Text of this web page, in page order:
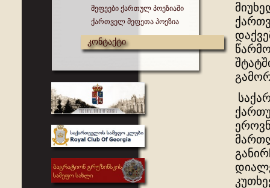
მეფეები ქართულ პოეზიაში
ქართველ მეფეთა პოეზია
კონტაქტი